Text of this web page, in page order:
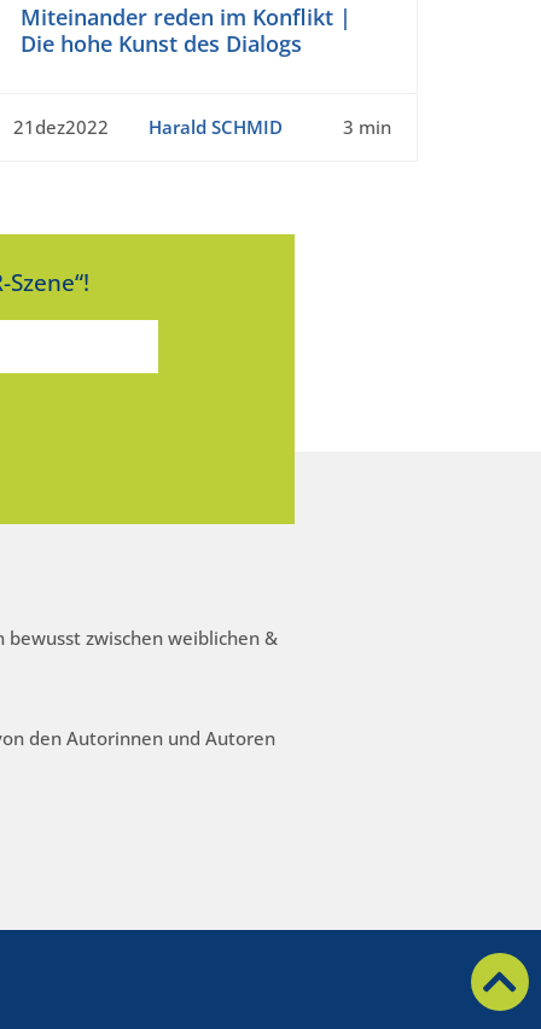
Miteinander reden im Konflikt |
Die hohe Kunst des Dialogs
21dez2022 Harald SCHMID 3 min
bewusst zwischen weiblichen &
den Autorinnen und Autoren